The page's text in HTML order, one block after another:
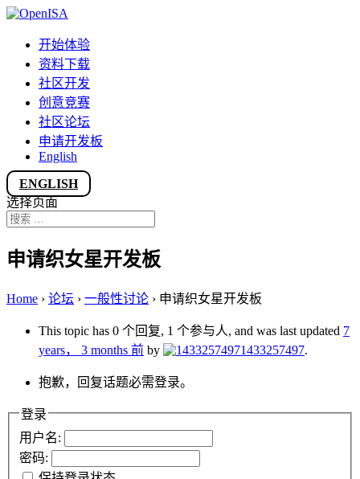
开始体验
资料下载
社区开发
创意竞赛
社区论坛
申请开发板
English
ENGLISH
选择页面
申请织女星开发板
Home › 论坛 › 一般性讨论 › 申请织女星开发板
This topic has 0 个回复, 1 个参与人, and was last updated 7
years， 3 months 前 by 1433257497.
抱歉，回复话题必需登录。
登录
用户名:
密码: